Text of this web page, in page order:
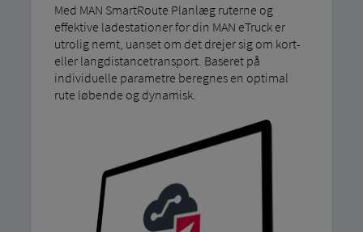
Med MAN SmartRoute Planlæg ruterne og
effektive ladestationer for din MAN eTruck er
utrolig nemt, uanset om det drejer sig om kort-
eller langdistancetransport. Baseret på
individuelle parametre beregnes en optimal
rute løbende og dynamisk.